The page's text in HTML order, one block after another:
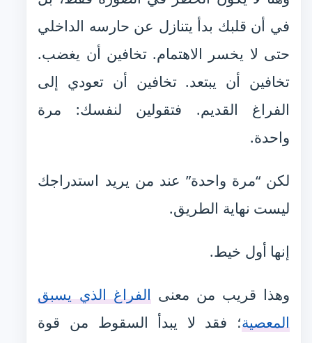
في أن قلبك بدأ يتنازل عن حارسه الداخلي
حتى لا يخسر الاهتمام. تخافين أن يغضب.
تخافين أن يبتعد. تخافين أن تعودي إلى
الفراغ القديم. فتقولين لنفسك: مرة
واحدة.
لكن “مرة واحدة” عند من يريد استدراجك
ليست نهاية الطريق.
إنها أول خيط.
وهذا قريب من معنىالفراغ الذي يسبق
المعصية؛ فقد لا يبدأ السقوط من قوة